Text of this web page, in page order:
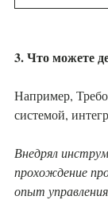
3. Что можете
Например,
системой,
Внедрял
прохождение
опыт